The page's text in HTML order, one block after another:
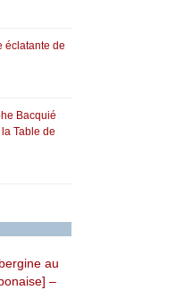
éclatante de
Bacquié
Table de
au
–